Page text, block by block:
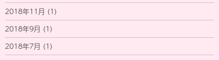
2018年11月 (1)
2018年9月 (1)
2018年7月 (1)